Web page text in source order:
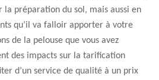
la préparation du sol, mais aussi en
qu’il va falloir apporter à votre
de la pelouse que vous avez
des impacts sur la tarification
d’un service de qualité à un prix